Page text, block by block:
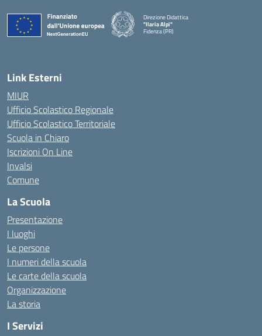
Direzione Didattica
"Ilaria Alpi"
Fidenza (PR)
Link Esterni
MIUR
Ufficio Scolastico Regionale
Ufficio Scolastico Territoriale
Scuola in Chiaro
Iscrizioni On Line
Invalsi
Comune
La Scuola
Presentazione
I luoghi
Le persone
I numeri della scuola
Le carte della scuola
Organizzazione
La storia
I Servizi